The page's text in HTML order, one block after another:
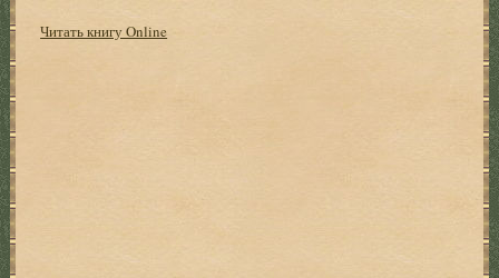
Читать книгу Online